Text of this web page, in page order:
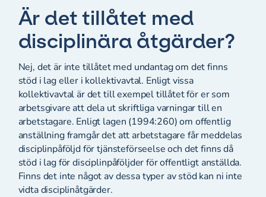
Är det tillåtet med
disciplinära åtgärder?
Nej, det är inte tillåtet med undantag om det finns
stöd i lag eller i kollektivavtal. Enligt vissa
kollektivavtal är det till exempel tillåtet för er som
arbetsgivare att dela ut skriftliga varningar till en
arbetstagare. Enligt lagen (1994:260) om offentlig
anställning framgår det att arbetstagare får meddelas
disciplinpåföljd för tjänsteförseelse och det finns då
stöd i lag för disciplinpåföljder för offentligt anställda.
Finns det inte något av dessa typer av stöd kan ni inte
vidta disciplinåtgärder.